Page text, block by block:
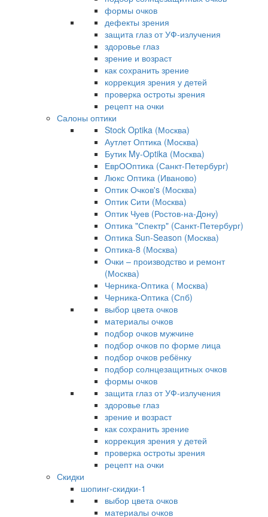
формы очков
дефекты зрения
защита глаз от УФ-излучения
здоровье глаз
зрение и возраст
как сохранить зрение
коррекция зрения у детей
проверка остроты зрения
рецепт на очки
Салоны оптики
Stock Optika (Москва)
Аутлет Оптика (Москва)
Бутик My-Optika (Москва)
ЕврООптика (Санкт-Петербург)
Люкс Оптика (Иваново)
Оптик Очков's (Москва)
Оптик Сити (Москва)
Оптик Чуев (Ростов-на-Дону)
Оптика "Спектр" (Санкт-Петербург)
Оптика Sun-Season (Москва)
Оптика-8 (Москва)
Очки – производство и ремонт
(Москва)
Черника-Оптика ( Москва)
Черника-Оптика (Спб)
выбор цвета очков
материалы очков
подбор очков мужчине
подбор очков по форме лица
подбор очков ребёнку
подбор солнцезащитных очков
формы очков
защита глаз от УФ-излучения
здоровье глаз
зрение и возраст
как сохранить зрение
коррекция зрения у детей
проверка остроты зрения
рецепт на очки
Скидки
шопинг-скидки-1
выбор цвета очков
материалы очков